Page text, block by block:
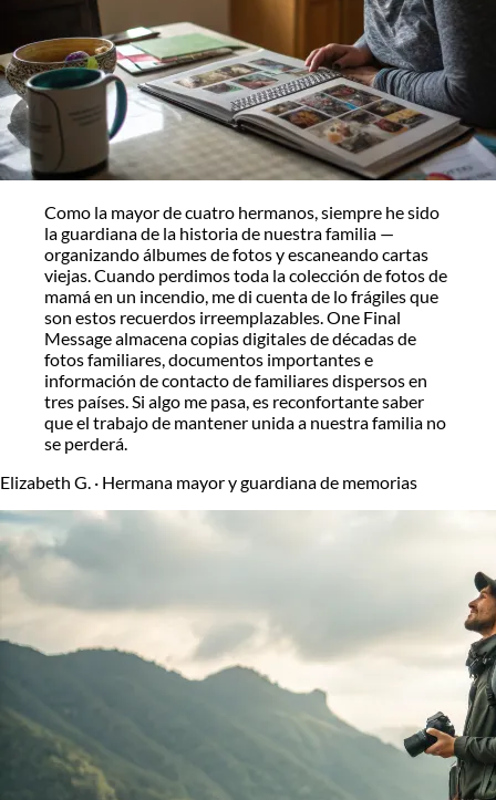
Como la mayor de cuatro hermanos, siempre he sido
la guardiana de la historia de nuestra familia —
organizando álbumes de fotos y escaneando cartas
viejas. Cuando perdimos toda la colección de fotos de
mamá en un incendio, me di cuenta de lo frágiles que
son estos recuerdos irreemplazables. One Final
Message almacena copias digitales de décadas de
fotos familiares, documentos importantes e
información de contacto de familiares dispersos en
tres países. Si algo me pasa, es reconfortante saber
que el trabajo de mantener unida a nuestra familia no
se perderá.
Elizabeth G. · Hermana mayor y guardiana de memorias